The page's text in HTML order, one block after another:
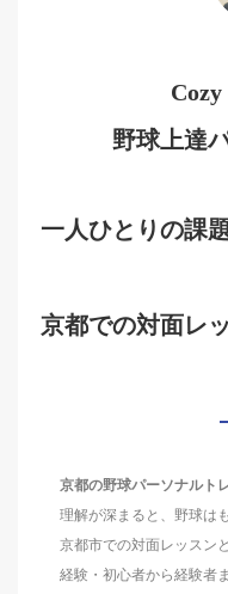
Cozy
野球上達
一人ひとりの課
京都での対面レ
京都の野球パーソナルト
理解が深まると、野球は
京都市での対面レッスン
経験・初心者から経験者